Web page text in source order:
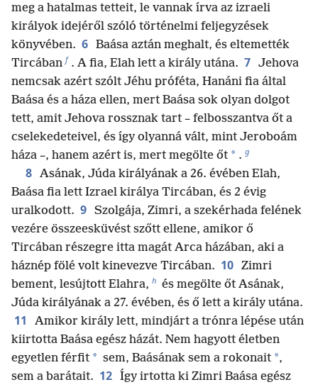
meg a hatalmas tetteit, le vannak írva az izraeli
királyok idejéről szóló történelmi feljegyzések
könyvében. 6 Baása aztán meghalt, és eltemették
Tircában f . A fia, Elah lett a király utána. 7 Jehova
nemcsak azért szólt Jéhu próféta, Hanáni fia által
Baása és a háza ellen, mert Baása sok olyan dolgot
tett, amit Jehova rossznak tart – felbosszantva őt a
cselekedeteivel, és így olyanná vált, mint Jeroboám
háza –, hanem azért is, mert megölte őt * . g
8 Asának, Júda királyának a 26. évében Elah,
Baása fia lett Izrael királya Tircában, és 2 évig
uralkodott. 9 Szolgája, Zimri, a szekérhada felének
vezére összeesküvést szőtt ellene, amikor ő
Tircában részegre itta magát Arca házában, aki a
háznép fölé volt kinevezve Tircában. 10 Zimri
bement, lesújtott Elahra, h és megölte őt Asának,
Júda királyának a 27. évében, és ő lett a király utána.
11
Amikor király lett, mindjárt a trónra lépése után
kiirtotta Baása egész házát. Nem hagyott életben
egyetlen férfit * sem, Baásának sem a rokonait *,
sem a barátait. 12 Így irtotta ki Zimri Baása egész